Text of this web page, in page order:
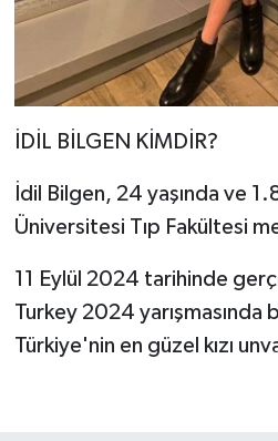
İDİL BİLGEN KİMDİR?
İdil Bilgen, 24 yaşında ve
Üniversitesi Tıp Fakültesi
11 Eylül 2024 tarihinde
Turkey 2024 yarışmasında
Türkiye'nin en güzel kızı